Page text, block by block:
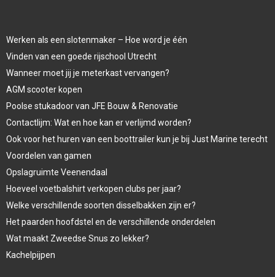
Werken als een slotenmaker – Hoe word je één
Vinden van een goede rijschool Utrecht
Wanneer moet jij je meterkast vervangen?
AGM scooter kopen
Poolse stukadoor van JFE Bouw & Renovatie
Contactlijm: Wat en hoe kan er verlijmd worden?
Ook voor het huren van een boottrailer kun je bij Just Marine terecht
Voordelen van gamen
Opslagruimte Veenendaal
Hoeveel voetbalshirt verkopen clubs per jaar?
Welke verschillende soorten disselbakken zijn er?
Het paarden hoofdstel en de verschillende onderdelen
Wat maakt Zweedse Snus zo lekker?
Kachelpijpen